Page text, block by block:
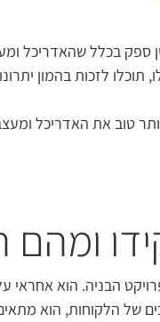
ספק בכלל שהאדריכל
לזכות בהמון
טוב את האדריכל
ומהם
הבניה. הוא אחראי
של הלקוחות, הוא